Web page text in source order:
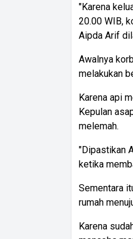
"Karena
20.00 WIB,
Aipda Arif
Awalnya
melakukan
Karena api
Kepulan
melemah.
"Dipastikan
ketika
Sementara
rumah
Karena